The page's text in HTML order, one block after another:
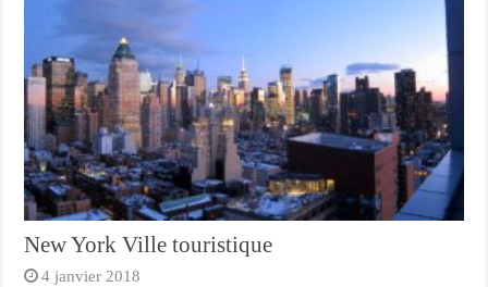
New York Ville touristique
4 janvier 2018